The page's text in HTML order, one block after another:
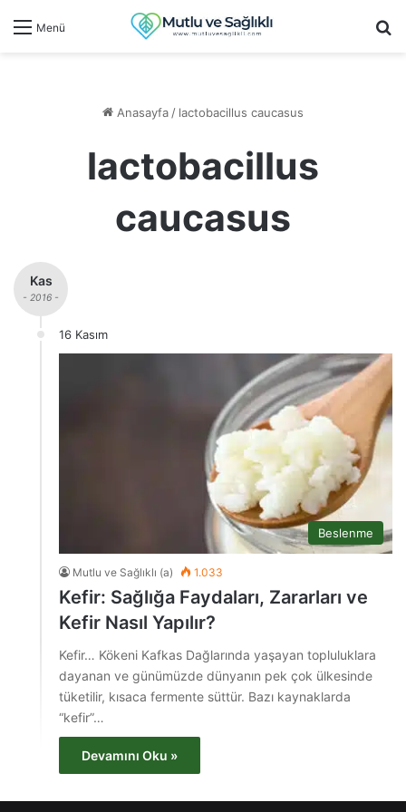
Menü
Anasayfa/ lactobacillus caucasus
lactobacillus
caucasus
Kas
- 2016 -
16 Kasım
Beslenme
Mutlu ve Sağlıklı (a) 1.033
Kefir: Sağlığa Faydaları, Zararları ve
Kefir Nasıl Yapılır?
Kefir… Kökeni Kafkas Dağlarında yaşayan topluluklara
dayanan ve günümüzde dünyanın pek çok ülkesinde
tüketilir, kısaca fermente süttür. Bazı kaynaklarda
“kefir”…
Devamını Oku »